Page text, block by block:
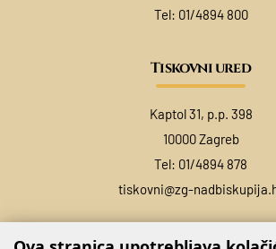
Tel: 01/4894 800
Tiskovni ured
Kaptol 31, p.p. 398
10000 Zagreb
Tel: 01/4894 878
tiskovni@zg-